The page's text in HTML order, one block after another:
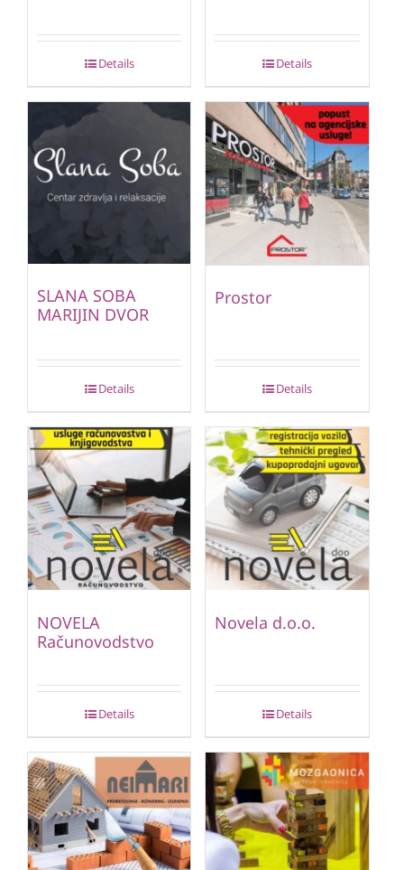
Details Details
SLANA SOBA
MARIJIN DVOR
Details
Prostor
Details
NOVELA
Računovodstvo
Details
Novela d.o.o.
Details